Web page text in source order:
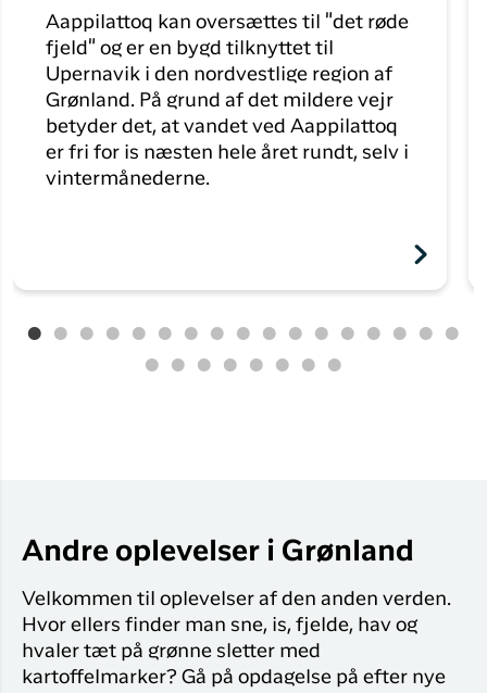
Aappilattoq kan oversættes til "det røde
fjeld" og er en bygd tilknyttet til
Upernavik i den nordvestlige region af
Grønland. På grund af det mildere vejr
betyder det, at vandet ved Aappilattoq
er fri for is næsten hele året rundt, selv i
vintermånederne.
Andre oplevelser i Grønland
Velkommen til oplevelser af den anden verden.
Hvor ellers finder man sne, is, fjelde, hav og
hvaler tæt på grønne sletter med
kartoffelmarker? Gå på opdagelse på efter nye